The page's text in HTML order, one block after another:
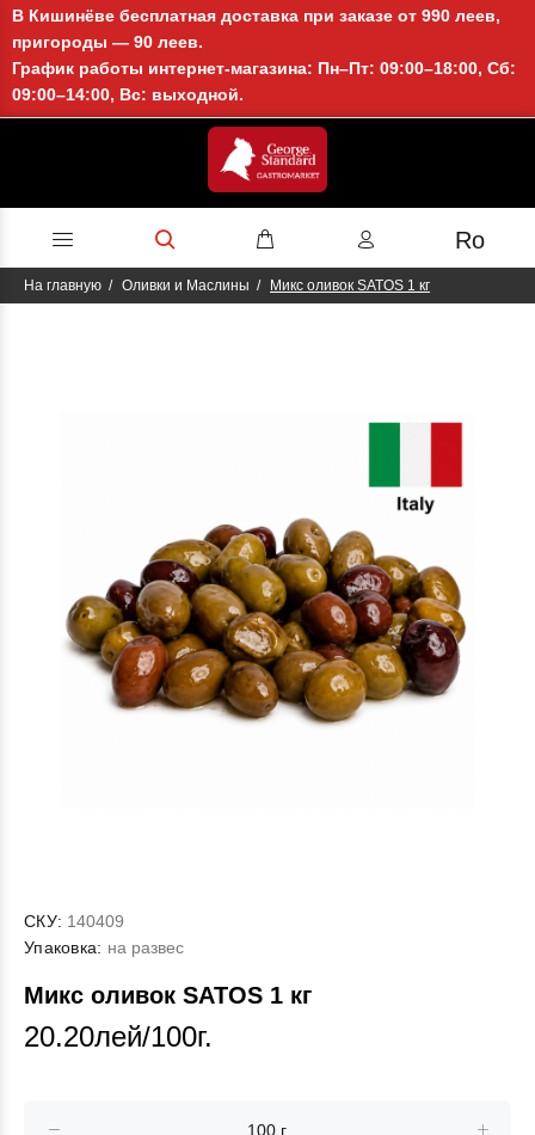
В Кишинёве бесплатная доставка при заказе от 990 леев,
пригороды — 90 леев.
График работы интернет-магазина: Пн–Пт: 09:00–18:00, Сб:
09:00–14:00, Вс: выходной.
Ro
На главную Оливки и Маслины Микс оливок SATOS 1 кг
СКУ: 140409
Упаковка: на развес
Микс оливок SATOS 1 кг
20.20лей/100г.